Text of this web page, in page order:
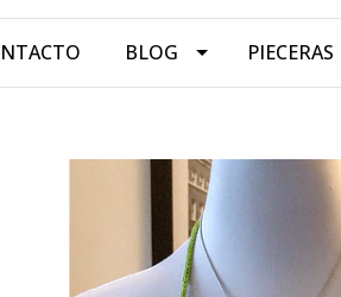
BLOG PIECERAS